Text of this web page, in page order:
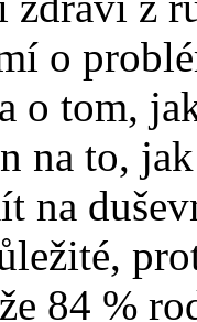
o
o tom,
na to,
na
84 %